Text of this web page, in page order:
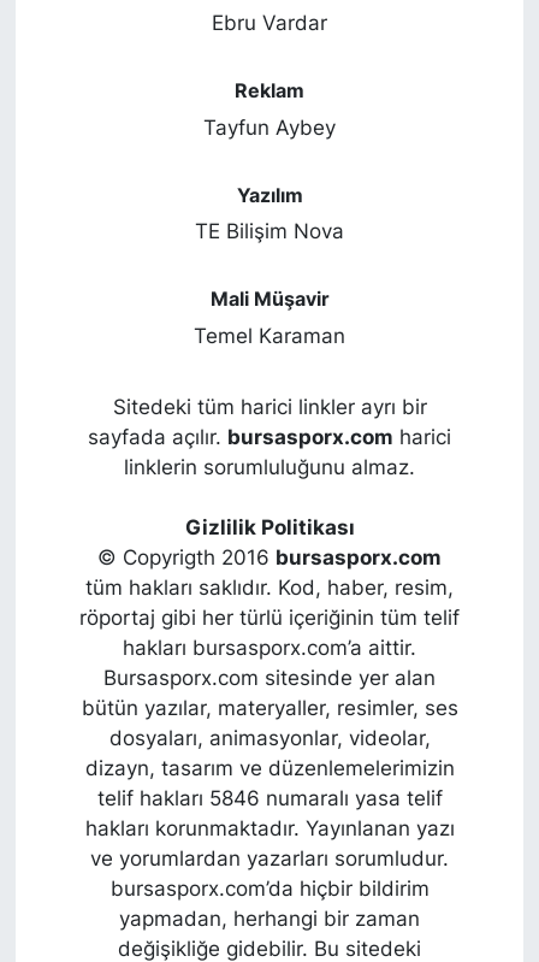
Ebru Vardar
Reklam
Tayfun Aybey
Yazılım
TE Bilişim Nova
Mali Müşavir
Temel Karaman
Sitedeki tüm harici linkler ayrı bir
sayfada açılır. bursasporx.com harici
linklerin sorumluluğunu almaz.
Gizlilik Politikası
© Copyrigth 2016 bursasporx.com
tüm hakları saklıdır. Kod, haber, resim,
röportaj gibi her türlü içeriğinin tüm telif
hakları bursasporx.com’a aittir.
Bursasporx.com sitesinde yer alan
bütün yazılar, materyaller, resimler, ses
dosyaları, animasyonlar, videolar,
dizayn, tasarım ve düzenlemelerimizin
telif hakları 5846 numaralı yasa telif
hakları korunmaktadır. Yayınlanan yazı
ve yorumlardan yazarları sorumludur.
bursasporx.com’da hiçbir bildirim
yapmadan, herhangi bir zaman
değişikliğe gidebilir. Bu sitedeki